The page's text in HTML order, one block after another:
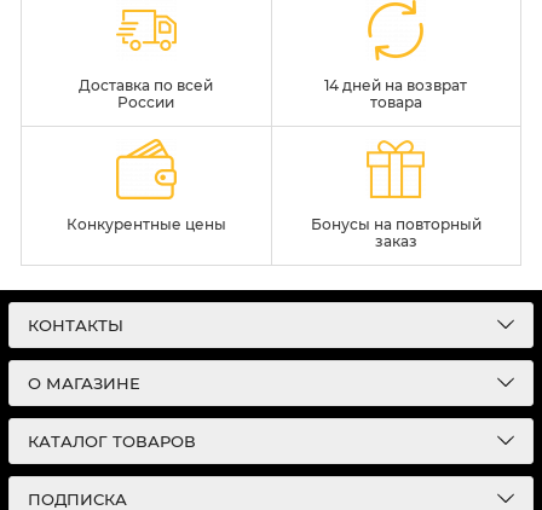
Доставка по всей
России
14 дней на возврат
товара
Конкурентные цены
Бонусы на повторный
заказ
КОНТАКТЫ
О МАГАЗИНЕ
КАТАЛОГ ТОВАРОВ
ПОДПИСКА